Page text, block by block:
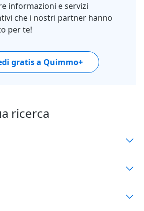
informazioni e servizi
che i nostri partner hanno
per te!
gratis a Quimmo+
ricerca